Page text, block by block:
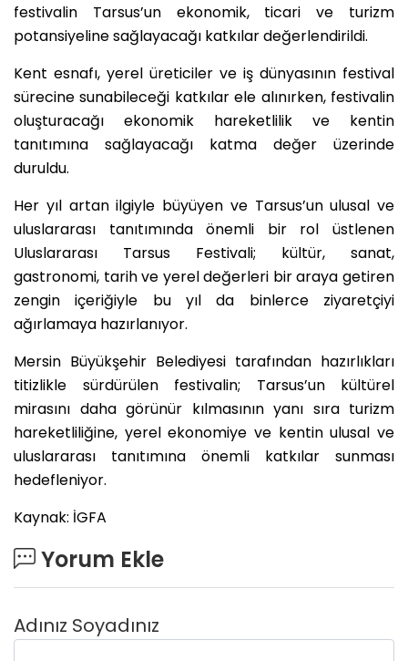
festivalin Tarsus’un ekonomik, ticari ve turizm
potansiyeline sağlayacağı katkılar değerlendirildi.
Kent esnafı, yerel üreticiler ve iş dünyasının festival
sürecine sunabileceği katkılar ele alınırken, festivalin
oluşturacağı ekonomik hareketlilik ve kentin
tanıtımına sağlayacağı katma değer üzerinde
duruldu.
Her yıl artan ilgiyle büyüyen ve Tarsus’un ulusal ve
uluslararası tanıtımında önemli bir rol üstlenen
Uluslararası Tarsus Festivali; kültür, sanat,
gastronomi, tarih ve yerel değerleri bir araya getiren
zengin içeriğiyle bu yıl da binlerce ziyaretçiyi
ağırlamaya hazırlanıyor.
Mersin Büyükşehir Belediyesi tarafından hazırlıkları
titizlikle sürdürülen festivalin; Tarsus’un kültürel
mirasını daha görünür kılmasının yanı sıra turizm
hareketliliğine, yerel ekonomiye ve kentin ulusal ve
uluslararası tanıtımına önemli katkılar sunması
hedefleniyor.
Kaynak: İGFA
Yorum Ekle
Adınız Soyadınız